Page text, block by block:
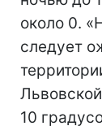
около 0.
следует
10